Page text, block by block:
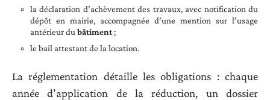
la déclaration d’achèvement des travaux, avec notification du
dépôt en mairie, accompagnée d’une mention sur l’usage
antérieur dubâtiment;
le bail attestant de la location.
La réglementation détaille les obligations : chaque
année d’application de la réduction, un dossier